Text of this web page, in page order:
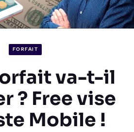
FORFAIT
va-t-il
? Free vise
Mobile !